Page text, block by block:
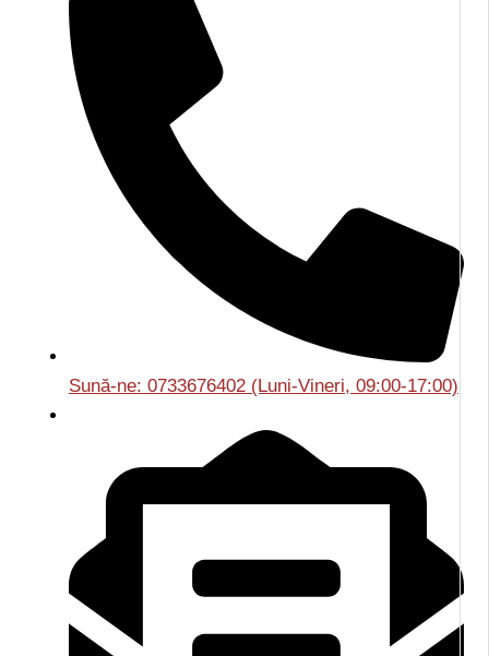
Sună-ne: 0733676402 (Luni-Vineri, 09:00-17:00)